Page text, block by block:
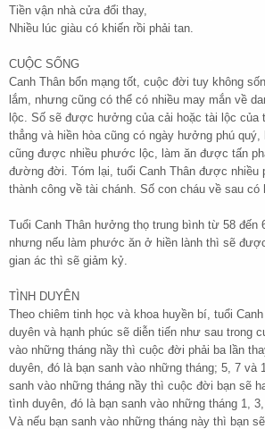
Tiền vận nhà cửa đổi thay,
Nhiều lúc giàu có khiến rồi phải tan.
CUỘC SỐNG
Canh Thân bổn mạng tốt, cuộc đời tuy không
lắm, nhưng cũng có thể có nhiều may mắn về
lộc. Số sẽ được hưởng của cải hoặc tài lộc của
thẳng và hiền hòa cũng có ngày hưởng phú
cũng được nhiều phước lộc, làm ăn được tấn
đường đời. Tóm lại, tuổi Canh Thân được nhiều
thành công về tài chánh. Số con cháu về sau có
Tuổi Canh Thân hưởng thọ trung bình từ 58 đến
nhưng nếu làm phước ăn ở hiền lành thì sẽ
gian ác thì sẽ giảm kỷ.
TÌNH DUYÊN
Theo chiêm tinh học và khoa huyền bí, tuổi
duyên và hạnh phúc sẽ diễn tiến như sau trong
vào những tháng nầy thì cuộc đời phải ba lần
duyên, đó là bạn sanh vào những tháng; 5, 7 và
sanh vào những tháng nầy thì cuộc đời bạn sẽ
tình duyên, đó là bạn sanh vào những tháng 1,
Và nếu bạn sanh vào những tháng này thì bạn